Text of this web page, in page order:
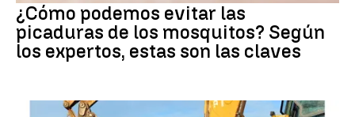
¿Cómo podemos evitar las
picaduras de los mosquitos? Según
los expertos, estas son las claves